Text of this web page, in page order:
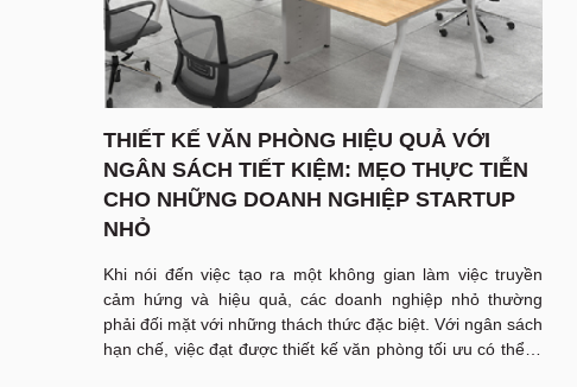
THIẾT KẾ VĂN PHÒNG HIỆU QUẢ VỚI
NGÂN SÁCH TIẾT KIỆM: MẸO THỰC TIỄN
CHO NHỮNG DOANH NGHIỆP STARTUP
NHỎ
Khi nói đến việc tạo ra một không gian làm việc truyền
cảm hứng và hiệu quả, các doanh nghiệp nhỏ thường
phải đối mặt với những thách thức đặc biệt. Với ngân sách
hạn chế, việc đạt được thiết kế văn phòng tối ưu có thể là